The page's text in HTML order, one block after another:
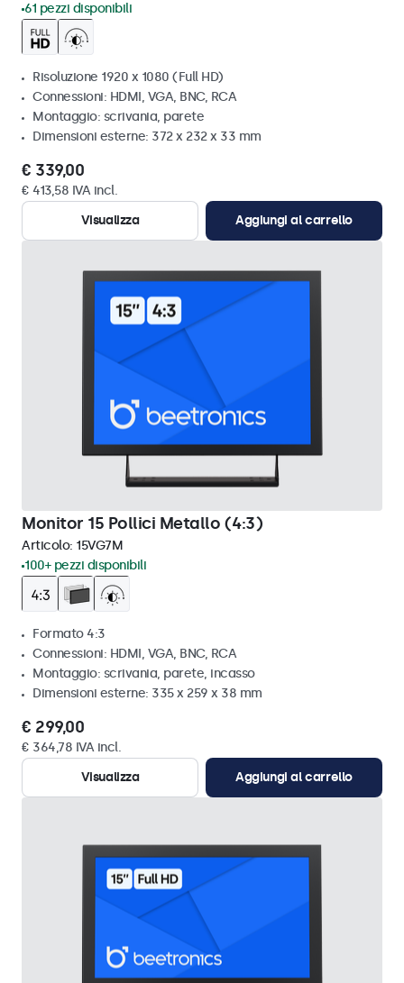
61 pezzi disponibili
Risoluzione 1920 x 1080 (Full HD)
Connessioni: HDMI, VGA, BNC, RCA
Montaggio: scrivania, parete
Dimensioni esterne: 372 x 232 x 33 mm
€ 339,00
€ 413,58 IVA incl.
Visualizza
Aggiungi al carrello
Monitor 15 Pollici Metallo (4:3)
Articolo: 15VG7M
100+ pezzi disponibili
Formato 4:3
Connessioni: HDMI, VGA, BNC, RCA
Montaggio: scrivania, parete, incasso
Dimensioni esterne: 335 x 259 x 38 mm
€ 299,00
€ 364,78 IVA incl.
Visualizza
Aggiungi al carrello